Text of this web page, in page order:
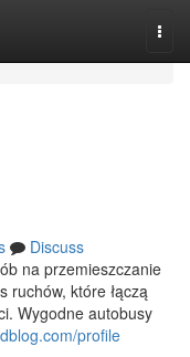
Discuss
na przemieszczanie
ruchów, które łączą
Wygodne autobusy
profile